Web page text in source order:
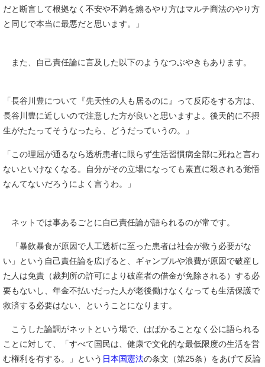
だと断言して根拠なく不安や不満を煽るやり方はマルチ商法のやり方
と同じで本当に最悪だと思います。」
また、自己責任論に言及した以下のようなつぶやきもあります。
「長谷川豊について『先天性の人も居るのに』って反応をする方は、
長谷川豊に近しいので注意した方が良いと思いますよ。後天的に不摂
生がたたってそうなったら、どうだっていうの。」
「この理屈が通るなら透析患者に限らず生活習慣病全部に死ねと言わ
ないといけなくなる。自分がその立場になっても素直に殺される覚悟
なんてないだろうによく言うわ。」
ネットでは事あるごとに自己責任論が語られるのが常です。
「暴飲暴食が原因で人工透析に至った患者は社会が救う必要がな
い」という自己責任論を広げると、ギャンブルや浪費が原因で破産し
た人は免責（裁判所の許可により破産者の借金が免除される）する必
要もないし、年金不払いだった人が老後働けなくなっても生活保護で
救済する必要はない、ということになります。
こうした論調がネットという場で、はばかることなく公に語られる
ことに対して、「すべて国民は、健康で文化的な最低限度の生活を営
む権利を有する。」という 日本国憲法の条文（第25条）をあげて反論